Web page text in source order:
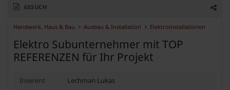
GESUCH
Handwerk, Haus & Bau Ausbau & Installation Elektroinstallationen
Elektro Subunternehmer mit TOP
REFERENZEN für Ihr Projekt
Inserent Lechman Lukas